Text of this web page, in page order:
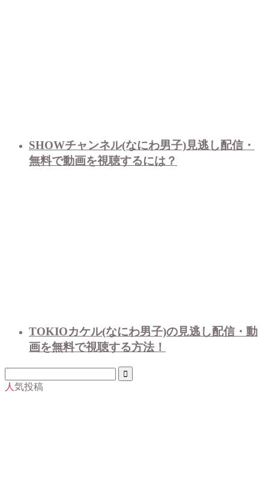
SHOWチャンネル(なにわ男子)見逃し配信・
無料で動画を視聴するには？
TOKIOカケル(なにわ男子)の見逃し配信・動
画を無料で視聴する方法！
人気投稿